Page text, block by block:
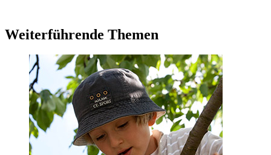
Weiterführende Themen